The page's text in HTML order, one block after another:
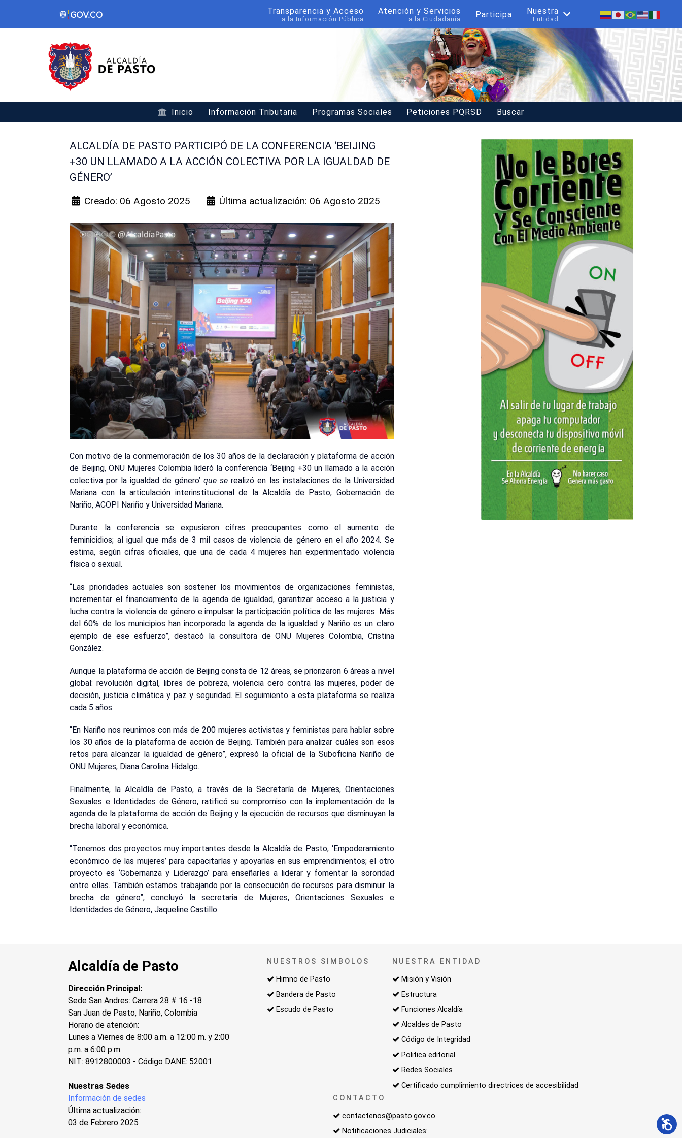
Transparencia y Acceso
a la Información Pública
Atención y Servicios
a la Ciudadanía Participa Nuestra
Entidad
Inicio Información Tributaria Programas Sociales Peticiones PQRSD Buscar
ALCALDÍA DE PASTO PARTICIPÓ DE LA CONFERENCIA ‘BEIJING
+30 UN LLAMADO A LA ACCIÓN COLECTIVA POR LA IGUALDAD DE
GÉNERO’
Creado: 06 Agosto 2025 Última actualización: 06 Agosto 2025
Con motivo de la conmemoración de los 30 años de la declaración y plataforma de acción
de Beijing, ONU Mujeres Colombia lideró la conferencia ‘Beijing +30 un llamado a la acción
colectiva por la igualdad de género’que serealizó en las instalaciones de la Universidad
Mariana con la articulación interinstitucional de la Alcaldía de Pasto, Gobernación de
Nariño, ACOPI Nariño y Universidad Mariana.
Durante la conferencia se expusieron cifras preocupantes como el aumento de
feminicidios; al igual que más de 3 mil casos de violencia de género en el año 2024. Se
estima, según cifras oficiales, que una de cada 4 mujeres han experimentado violencia
física o sexual.
“Las prioridades actuales son sostener los movimientos de organizaciones feministas,
incrementar el financiamiento de la agenda de igualdad, garantizar acceso a la justicia y
lucha contra la violencia de género e impulsar la participación política de las mujeres. Más
del 60% de los municipios han incorporado la agenda de la igualdad y Nariño es un claro
ejemplo de ese esfuerzo”, destacó la consultora de ONU Mujeres Colombia, Cristina
González.
Aunque la plataforma de acción de Beijing consta de 12 áreas, se priorizaron 6 áreas a nivel
global: revolución digital, libres de pobreza, violencia cero contra las mujeres, poder de
decisión, justicia climática y paz y seguridad. El seguimiento a esta plataforma se realiza
cada 5 años.
“En Nariño nos reunimos con más de 200 mujeres activistas y feministas para hablar sobre
los 30 años de la plataforma de acción de Beijing. También para analizar cuáles son esos
retos para alcanzar la igualdad de género”, expresó la oficial de la Suboficina Nariño de
ONU Mujeres, Diana Carolina Hidalgo.
Finalmente, la Alcaldía de Pasto, a través de la Secretaría de Mujeres, Orientaciones
Sexuales e Identidades de Género, ratificó su compromiso con la implementación de la
agenda de la plataforma de acción de Beijing y la ejecución de recursos que disminuyan la
brecha laboral y económica.
“Tenemos dos proyectos muy importantes desde la Alcaldía de Pasto, ‘Empoderamiento
económico de las mujeres’ para capacitarlas y apoyarlas en sus emprendimientos; el otro
proyecto es ‘Gobernanza y Liderazgo’ para enseñarles a liderar y fomentar la sororidad
entre ellas. También estamos trabajando por la consecución de recursos para disminuir la
brecha de género”, concluyó la secretaria de Mujeres, Orientaciones Sexuales e
Identidades de Género, Jaqueline Castillo.
Alcaldía de Pasto
Dirección Principal:
Sede San Andres: Carrera 28 # 16 -18
San Juan de Pasto, Nariño, Colombia
Horario de atención:
Lunes a Viernes de 8:00 a.m. a 12:00 m. y 2:00
p.m. a 6:00 p.m.
NIT: 8912800003 - Código DANE: 52001
Nuestras Sedes
Información de sedes
Última actualización:
03 de Febrero 2025
NUESTROS SIMBOLOS
Himno de Pasto
Bandera de Pasto
Escudo de Pasto
NUESTRA ENTIDAD
Misión y Visión
Estructura
Funciones Alcaldía
Alcaldes de Pasto
Código de Integridad
Politica editorial
Redes Sociales
Certificado cumplimiento directrices de accesibilidad
CONTACTO
contactenos@pasto.gov.co
Notificaciones Judiciales: